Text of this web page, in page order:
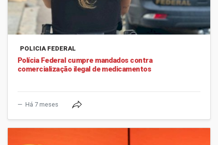
POLICIA FEDERAL
Polícia Federal cumpre mandados contra
comercialização ilegal de medicamentos
Há 7 meses